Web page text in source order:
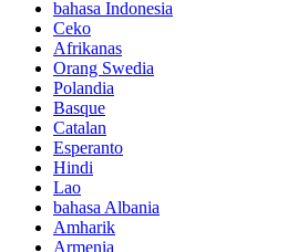
bahasa Indonesia
Ceko
Afrikanas
Orang Swedia
Polandia
Basque
Catalan
Esperanto
Hindi
Lao
bahasa Albania
Amharik
Armenia